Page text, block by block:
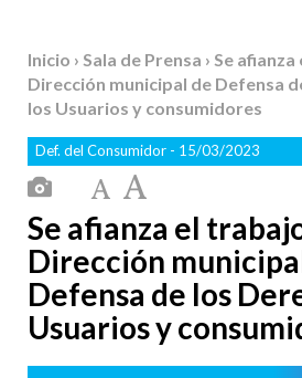
Inicio › Sala de Prensa › Se
Dirección municipal de Defensa
los Usuarios y consumidores
Def. del Consumidor - 15/03/2023
Se afianza el
Dirección
Defensa de los
Usuarios y